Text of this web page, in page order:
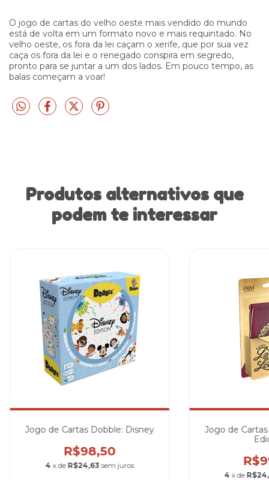
O jogo de cartas do velho oeste mais vendido do mundo
está de volta em um formato novo e mais requintado. No
velho oeste, os fora da lei caçam o xerife, que por sua vez
caça os fora da lei e o renegado conspira em segredo,
pronto para se juntar a um dos lados. Em pouco tempo, as
balas começam a voar!
Produtos alternativos que
podem te interessar
Jogo de Cartas Dobble: Disney
R$98,50
4 x de R$24,63 sem juros
Jogo de
4 x de